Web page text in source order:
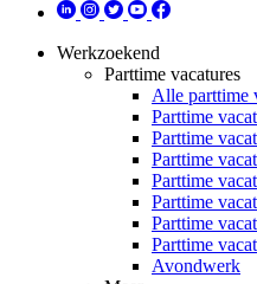
Werkzoekend
Parttime vacatures
Alle parttime
Parttime
Parttime
Parttime
Parttime
Parttime
Parttime
Parttime
Avondwerk